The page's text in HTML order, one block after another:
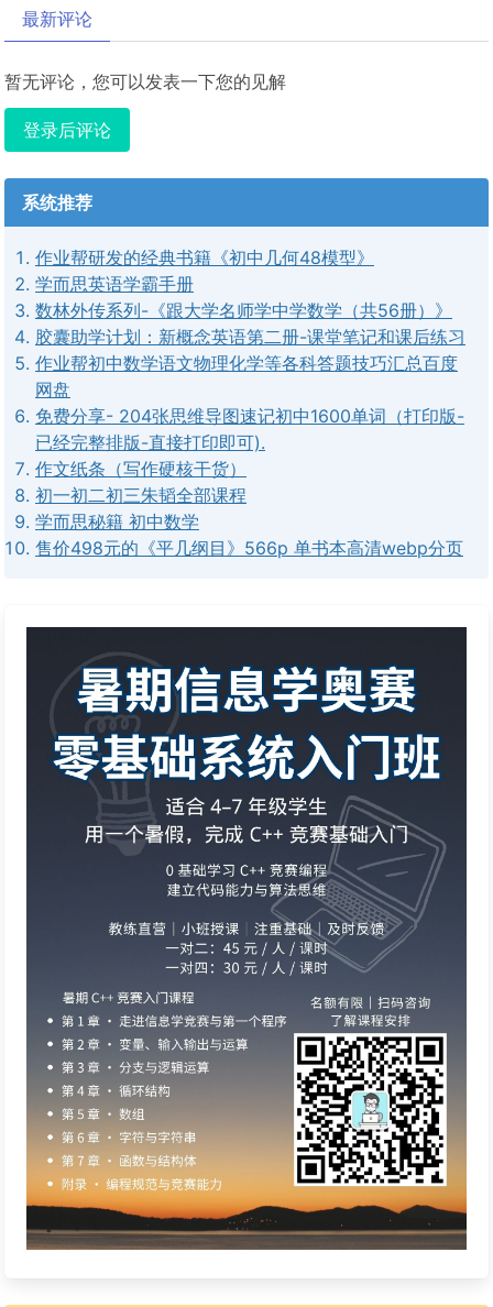
最新评论
暂无评论，您可以发表一下您的见解
登录后评论
系统推荐
作业帮研发的经典书籍《初中几何48模型》
学而思英语学霸手册
数林外传系列-《跟大学名师学中学数学（共56册）》
胶囊助学计划：新概念英语第二册-课堂笔记和课后练习
作业帮初中数学语文物理化学等各科答题技巧汇总百度
网盘
免费分享- 204张思维导图速记初中1600单词（打印版-
已经完整排版-直接打印即可).
作文纸条（写作硬核干货）
初一初二初三朱韬全部课程
学而思秘籍 初中数学
售价498元的《平几纲目》566p 单书本高清webp分页